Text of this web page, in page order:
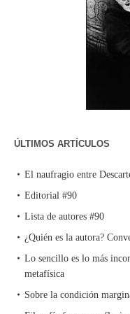
ÚLTIMOS ARTÍCULOS
El naufragio entre
Editorial #90
Lista de autores #90
¿Quién es la autora?
Lo sencillo es lo más
metafísica
Sobre la condición